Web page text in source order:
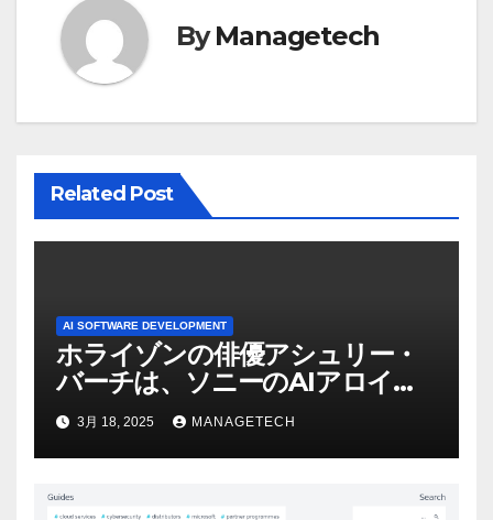
ン
ByManagetech
Related Post
AI SOFTWARE DEVELOPMENT
ホライゾンの俳優アシュリー・
バーチは、ソニーのAIアロイの
ビデオを見て「ゲームパフォー
マンスという芸術形式に不安を
感じた」と語る – IGN
3月 18, 2025 MANAGETECH